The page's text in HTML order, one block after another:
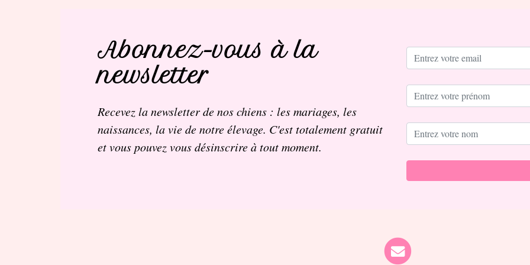
Abonnez-vous à la
newsletter
Recevez la newsletter de nos chiens : les mariages, les
naissances, la vie de notre élevage. C'est totalement gratuit
et vous pouvez vous désinscrire à tout moment.